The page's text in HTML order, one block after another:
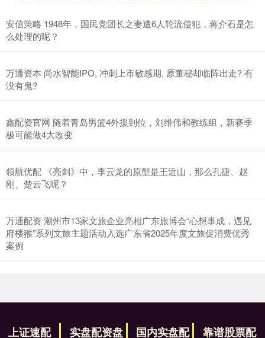
安信策略 1948年，国民党团长之妻遭6人轮流侵犯，蒋介石是怎
么处理的呢？
万通资本 尚水智能IPO, 冲刺上市敏感期, 原董秘却临阵出走? 有
没有鬼?
鑫配资官网 随着青岛男篮4外援到位，刘维伟和教练组，新赛季
极可能做4大改变
领航优配 《亮剑》中，李云龙的原型是王近山，那么孔捷、赵
刚、楚云飞呢？
万通配资 潮州市13家文旅企业亮相广东旅博会“心想事成，遇见
府楼猴”系列文旅主题活动入选广东省2025年度文旅促消费优秀
案例
上证速配 实盘配资盘 国内实盘配 靠谱股票配